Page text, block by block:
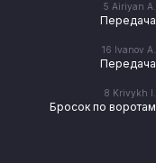
5 Airiyan A.
Передача
16 Ivanov A.
Передача
8 Krivykh I.
Бросок по воротам